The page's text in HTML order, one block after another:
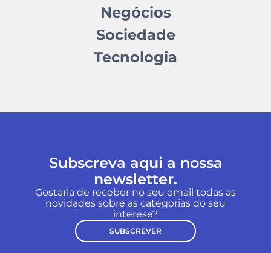
Negócios
Sociedade
Tecnologia
Subscreva aqui a nossa
newsletter.
Gostaria de receber no seu email todas as
novidades sobre as categorias do seu
interese?
SUBSCREVER